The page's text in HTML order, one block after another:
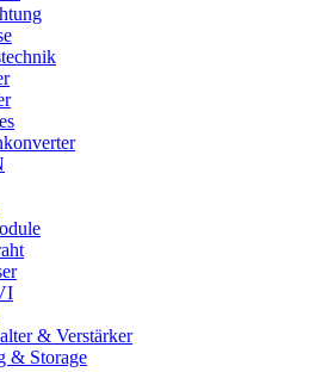
& Verstärker
& Storage